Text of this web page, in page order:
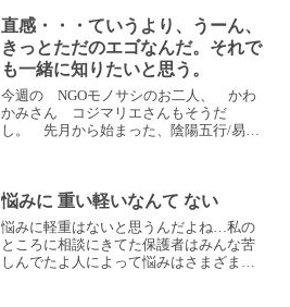
りさせてそこを軸に 名称など...
直感・・・ていうより、うーん、
きっとただのエゴなんだ。それで
も一緒に知りたいと思う。
今週の NGOモノサシのお二人、 かわ
かみさん コジマリエさんもそうだ
し。 先月から始まった、陰陽五行/易経
れだ！って思ったら、私、そ...
悩みに 重い軽いなんて ない
悩みに軽重はないと思うんだよね…私の
ところに相談にきてた保護者はみんな苦
しんでたよ人によって悩みはさまざまだ